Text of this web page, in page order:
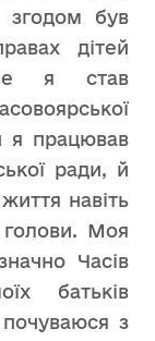
згодом був
дітей
я став
я працював
ради, й
навіть
голови. Моя
Часів
батьків
з